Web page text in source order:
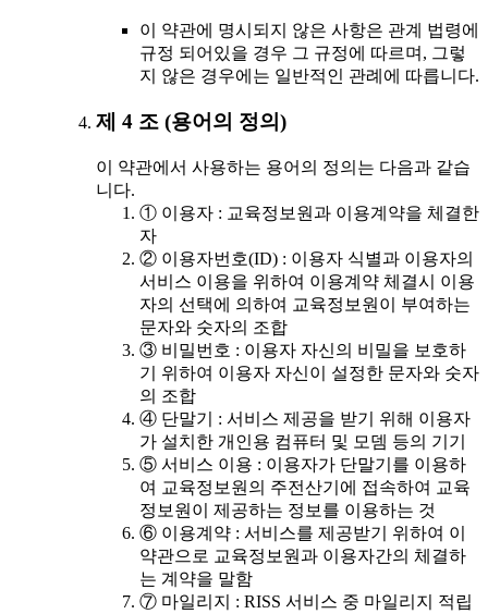
이 약관에 명시되지 않은 사항은 관계 법령에
규정 되어있을 경우 그 규정에 따르며, 그렇
지 않은 경우에는 일반적인 관례에 따릅니다.
제 4 조 (용어의 정의)
이 약관에서 사용하는 용어의 정의는 다음과 같습
니다.
① 이용자 : 교육정보원과 이용계약을 체결한
자
② 이용자번호(ID) : 이용자 식별과 이용자의
서비스 이용을 위하여 이용계약 체결시 이용
자의 선택에 의하여 교육정보원이 부여하는
문자와 숫자의 조합
③ 비밀번호 : 이용자 자신의 비밀을 보호하
기 위하여 이용자 자신이 설정한 문자와 숫자
의 조합
④ 단말기 : 서비스 제공을 받기 위해 이용자
가 설치한 개인용 컴퓨터 및 모뎀 등의 기기
⑤ 서비스 이용 : 이용자가 단말기를 이용하
여 교육정보원의 주전산기에 접속하여 교육
정보원이 제공하는 정보를 이용하는 것
⑥ 이용계약 : 서비스를 제공받기 위하여 이
약관으로 교육정보원과 이용자간의 체결하
는 계약을 말함
⑦ 마일리지 : RISS 서비스 중 마일리지 적립